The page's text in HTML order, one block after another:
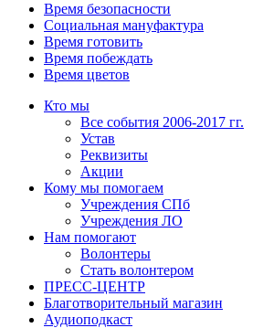
Время безопасности
Социальная мануфактура
Время готовить
Время побеждать
Время цветов
Кто мы
Все события 2006-2017 гг.
Устав
Реквизиты
Акции
Кому мы помогаем
Учреждения СПб
Учреждения ЛО
Нам помогают
Волонтеры
Стать волонтером
ПРЕСС-ЦЕНТР
Благотворительный магазин
Аудиоподкаст